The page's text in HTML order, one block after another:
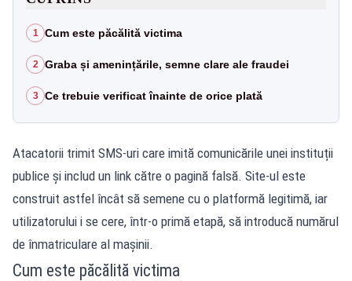
1 Cum este păcălită victima
2 Graba și amenințările, semne clare ale fraudei
3 Ce trebuie verificat înainte de orice plată
Atacatorii trimit SMS-uri care imită comunicările unei instituții
publice și includ un link către o pagină falsă. Site-ul este
construit astfel încât să semene cu o platformă legitimă, iar
utilizatorului i se cere, într-o primă etapă, să introducă numărul
de înmatriculare al mașinii.
Cum este păcălită victima